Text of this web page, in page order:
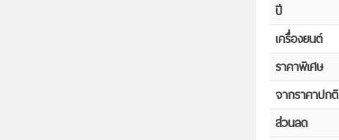
ปี
เครื่องยนต์
ราคาพิเศษ
จากราคาปกติ
ส่วนลด